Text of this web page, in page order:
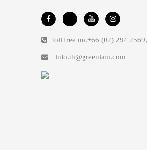
toll free no.+66 (02) 294 2569,
info.th@greenlam.com